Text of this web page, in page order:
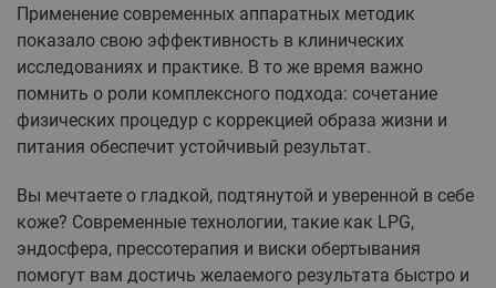
Применение современных аппаратных методик
показало свою эффективность в клинических
исследованиях и практике. В то же время важно
помнить о роли комплексного подхода: сочетание
физических процедур с коррекцией образа жизни и
питания обеспечит устойчивый результат.
Вы мечтаете о гладкой, подтянутой и уверенной в себе
коже? Современные технологии, такие как LPG,
эндосфера, прессотерапия и виски обертывания
помогут вам достичь желаемого результата быстро и